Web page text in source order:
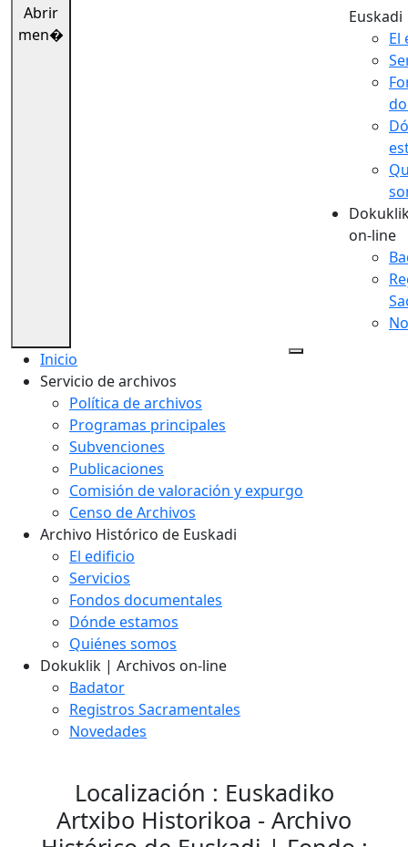
Abrir
men�
Euskadi
El
on-line
Inicio
Servicio de archivos
Política de archivos
Programas principales
Subvenciones
Publicaciones
Comisión de valoración y expurgo
Censo de Archivos
Archivo Histórico de Euskadi
El edificio
Servicios
Fondos documentales
Dónde estamos
Quiénes somos
Dokuklik | Archivos on-line
Badator
Registros Sacramentales
Novedades
Localización : Euskadiko
Artxibo Historikoa - Archivo